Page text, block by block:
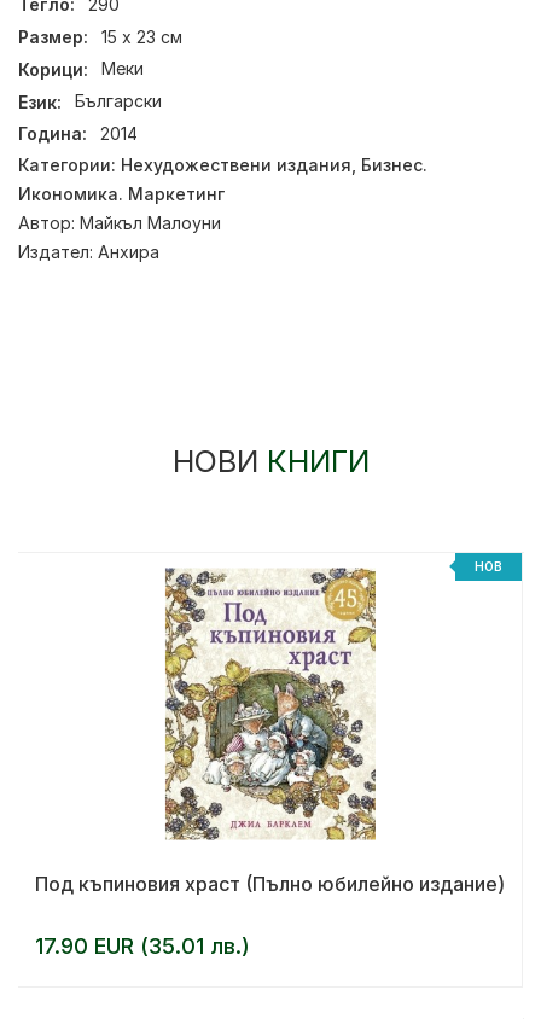
Тегло:
290
Размер:
15 х 23 см
Корици:
Меки
Език:
Български
Година:
2014
Категории: Нехудожествени издания Бизнес.
Икономика. Маркетинг
Автор: Майкъл Малоуни
Издател: Анхира
НОВИ КНИГИ
НОВ
Под къпиновия храст (Пълно юбилейно издание)
17.90 EUR (35.01 лв.)